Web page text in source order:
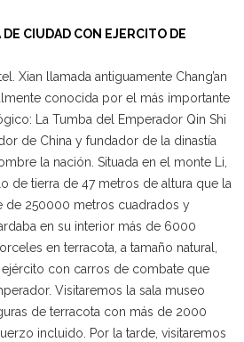
CIUDAD CON EJERCITO DE
Xian llamada antiguamente Chang’an
conocida por el más importante
La Tumba del Emperador Qin Shi
de China y fundador de la dinastía
la nación. Situada en el monte Li,
de tierra de 47 metros de altura que la
de 250000 metros cuadrados y
en su interior más de 6000
en terracota, a tamaño natural,
con carros de combate que
Visitaremos la sala museo
de terracota con más de 2000
incluido. Por la tarde, visitaremos